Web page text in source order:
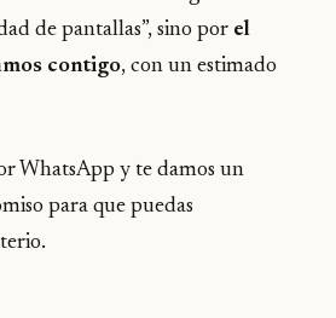
de pantallas”, sino por el
contigo, con un estimado
WhatsApp y te damos un
para que puedas